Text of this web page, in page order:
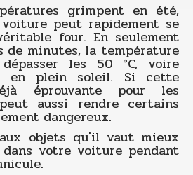
grimpent en été,
peut rapidement se
four. En seulement
de minutes, la température
les 50 °C, voire
en plein soleil. Si cette
éprouvante pour les
aussi rendre certains
dangereux.
objets qu'il vaut mieux
votre voiture pendant